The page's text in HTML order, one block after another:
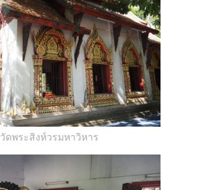
วัดพระสิงห์วรมหาวิหาร